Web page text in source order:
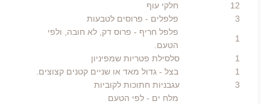
12
חלקי עוף
3
פלפלים - פרוסים לטבעות
1
פלפל חריף - פרוס דק, לא חובה, ולפי
הטעם.
1 סלסילת פטריות שמפיניון
1
בצל - גדול מאד או שניים קטנים קצוצים.
3 עגבניות חתוכות לקוביות
מלח ים - לפי הטעם